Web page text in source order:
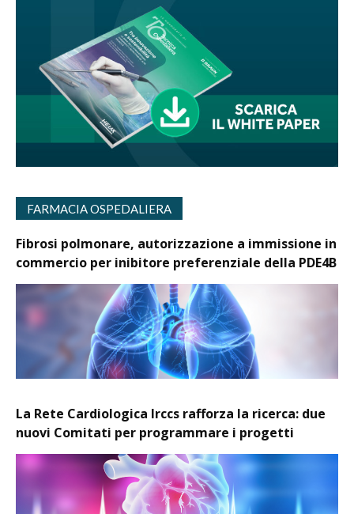
FARMACIA OSPEDALIERA
Fibrosi polmonare, autorizzazione a immissione in
commercio per inibitore preferenziale della PDE4B
La Rete Cardiologica Irccs rafforza la ricerca: due
nuovi Comitati per programmare i progetti